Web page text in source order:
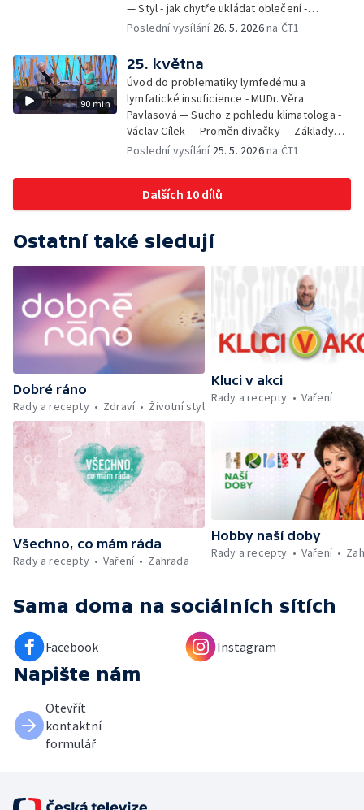
— Styl - jak chytře ukládat oblečení -
Veronika Slaninová — Běháme s dětmi - jak
Schneiderová — Colours of Ostrava - Filip
Košťálek a Jan Vojtko — Tajemství křišťálové
planety - Jan Maxián, Petr Horák a Adélka
Hesová — Český svaz ochránců přírody - Eva
Šrailová
Poslední vysílání 26. 5. 2026na ČT1
90 min
25. května
Úvod do problematiky lymfedému a
lymfatické insuficience - MUDr. Věra
Pavlasová — Sucho z pohledu klimatologa -
Václav Cílek — Proměn divačky — Základy
bezpečnosti dětí na inline bruslích - Petr
Zooterapie - praktické využití - Linda
Tinková — Pražské jaro - Klára Boudalová,
Marko Ivanović
Poslední vysílání 25. 5. 2026na ČT1
Dalších 10 dílů
Ostatní také sledují
Dobré ráno
Rady a recepty
Zdraví Životní styl
Kluci v akci
Rady a recepty
Vaření
Všechno, co mám ráda
Rady a recepty
Vaření Zahrada
Hobby naší doby
Rady a recepty
Vaření
Sama doma na sociálních sítích
Facebook Instagram
Napište nám
Otevřít
kontaktní
formulář